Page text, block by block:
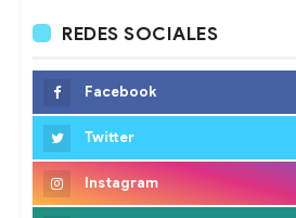
REDES SOCIALES
Facebook
Twitter
Instagram